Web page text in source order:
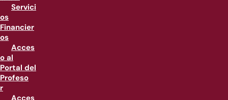
Servici
os
Financier
os
Acces
o al
Portal del
Profeso
r
Acces